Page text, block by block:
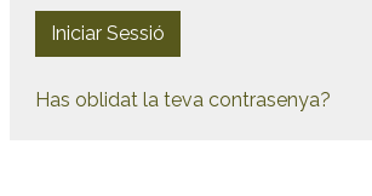
Has oblidat la teva contrasenya?